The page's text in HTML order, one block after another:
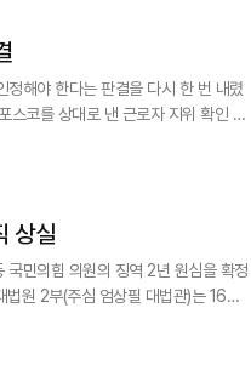
정해야 한다는 판결을 다시 한 번 내렸
상실
국민의힘 의원의 징역 2년 원심을 확정
한 원심 판결을 확정했다. 이날 선고